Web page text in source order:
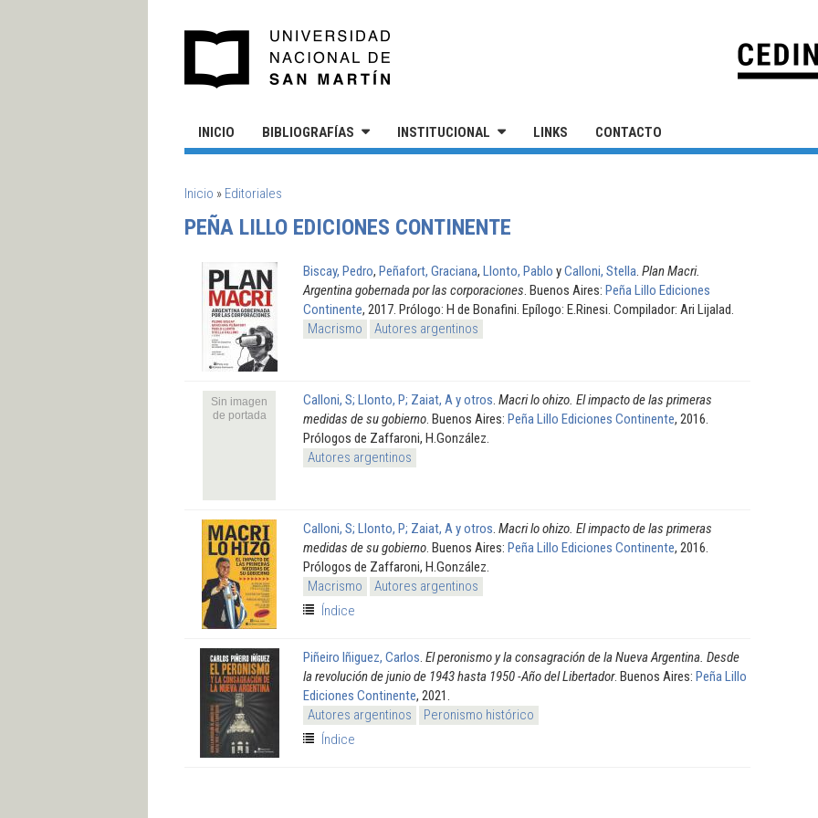
INICIO BIBLIOGRAFÍAS INSTITUCIONAL LINKS CONTACTO
SE ENCUENTRA USTED AQUÍ
Inicio » Editoriales
PEÑA LILLO EDICIONES CONTINENTE
Biscay, Pedro, Peñafort, Graciana, Llonto, Pablo yCalloni, Stella Plan Macri.
Argentina gobernada por las corporaciones . Buenos Aires: Peña Lillo Ediciones
Continente, 2017. Prólogo: H de Bonafini. Epílogo: E.Rinesi. Compilador: Ari Lijalad.
Macrismo
Autores argentinos
Sin imagen
de portada
Calloni, S; Llonto, P; Zaiat, A y otros Macri lo ohizo. El impacto de las primeras
medidas de su gobierno . Buenos Aires: Peña Lillo Ediciones Continente, 2016.
Prólogos de Zaffaroni, H.González.
Autores argentinos
Calloni, S; Llonto, P; Zaiat, A y otros Macri lo ohizo. El impacto de las primeras
medidas de su gobierno . Buenos Aires: Peña Lillo Ediciones Continente, 2016.
Prólogos de Zaffaroni, H.González.
Macrismo
Autores argentinos
Índice
Piñeiro Iñiguez, Carlos El peronismo y la consagración de la Nueva Argentina. Desde
la revolución de junio de 1943 hasta 1950 -Año del Libertador. Buenos Aires: Peña Lillo
Ediciones Continente, 2021.
Autores argentinos
Peronismo histórico
Índice